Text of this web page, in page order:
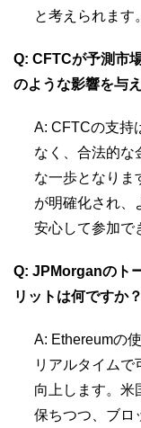
と考えられます。
Q: CFTCが予測市
のような影響を与
A: CFTCの支持
なく、合法的な
な一歩となりま
が明確化され、
安心して参加で
Q: JPMorganのト
リットは何ですか？
A: Ethereumの
リアルタイムで
向上します。米
保ちつつ、ブロ